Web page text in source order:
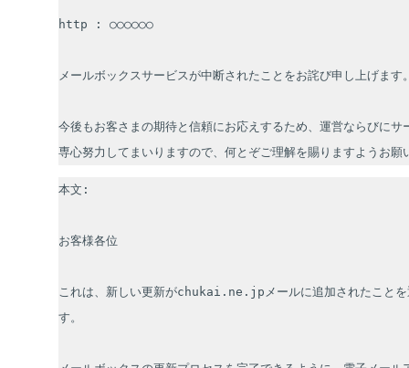
http : ○○○○○○
メールボックスサービスが中断されたことをお詫び申し上げます
今後もお客さまの期待と信頼にお応えするため、運営ならびにサ
専心努力してまいりますので、何とぞご理解を賜りますようお願
本文:
お客様各位
これは、新しい更新がchukai.ne.jpメールに追加されたことを
す。